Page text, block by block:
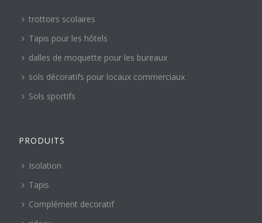
trottoirs scolaires
Tapis pour les hôtels
dalles de moquette pour les bureaux
sols décoratifs pour locaux commerciaux
Sols sportifs
PRODUITS
Isolation
Tapis
Complément decoratif